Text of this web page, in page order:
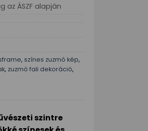
az ÁSZF alapján
, színes zuzmó kép,
, zuzmó fali dekoráció,
szintre